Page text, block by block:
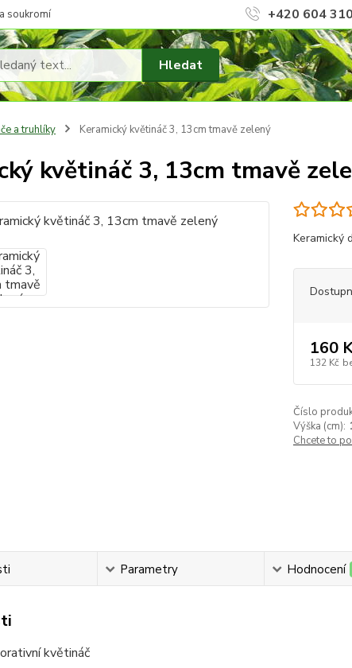
soukromí
Hledat
+420 604
a truhlíky Keramický květináč 3, 13cm tmavě zelený
květináč 3, 13cm tmavě
Keramický
160
132 Kč
Číslo
Výška (cm):
Chcete to
Parametry Hodnocení
květináč